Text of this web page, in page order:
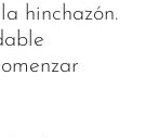
hinchazón.